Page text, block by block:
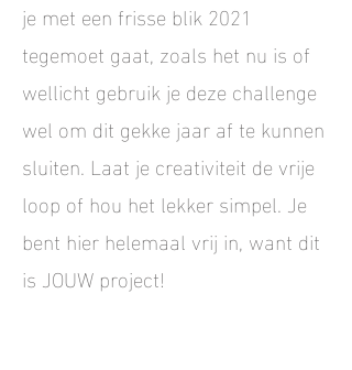
je met een frisse blik 2021
tegemoet gaat, zoals het nu is of
wellicht gebruik je deze challenge
wel om dit gekke jaar af te kunnen
sluiten. Laat je creativiteit de vrije
loop of hou het lekker simpel. Je
bent hier helemaal vrij in, want dit
is JOUW project!